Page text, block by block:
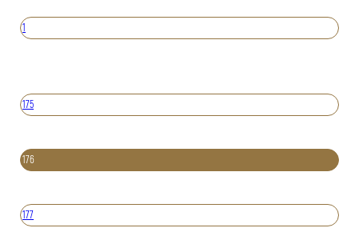
1
175
176
177